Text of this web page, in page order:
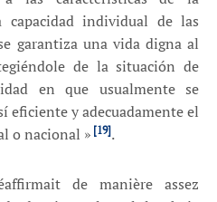
individual de las
garantiza una vida digna al
de la situación de
en que usualmente se
eficiente y adecuadamente el
o nacional » [19].
de manière assez